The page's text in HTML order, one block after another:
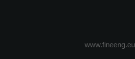
www.fineeng.eu